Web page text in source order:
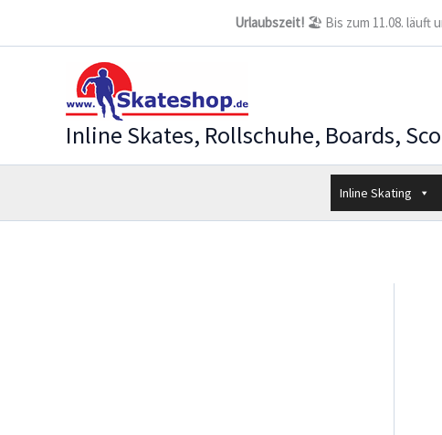
Urlaubszeit! 🏖️ Bis zum 11.08. läuft
Inline Skates, Rollschuhe, Boards,
Inline Skating